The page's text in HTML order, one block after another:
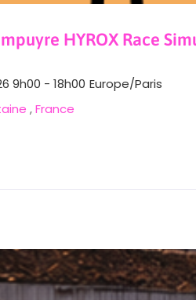
HYROX Race
9h00 - 18h00 Europe/Paris
,France